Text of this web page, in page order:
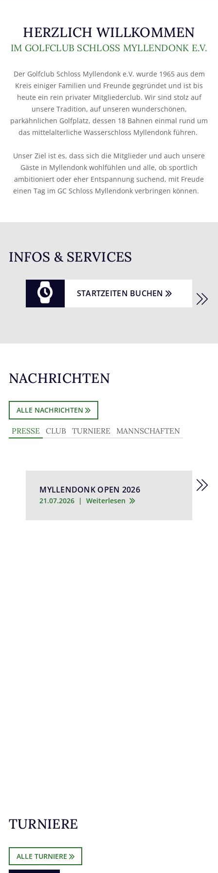
HERZLICH WILLKOMMEN
IM GOLFCLUB SCHLOSS MYLLENDONK E.V.
Der Golfclub Schloss Myllendonk e.V. wurde 1965 aus dem
Kreis einiger Familien und Freunde gegründet und ist bis
heute ein rein privater Mitgliederclub. Wir sind stolz auf
unsere Tradition, auf unseren wunderschönen,
parkähnlichen Golfplatz, dessen 18 Bahnen einmal rund um
das mittelalterliche Wasserschloss Myllendonk führen.
Unser Ziel ist es, dass sich die Mitglieder und auch unsere
Gäste in Myllendonk wohlfühlen und alle, ob sportlich
ambitioniert oder eher Entspannung suchend, mit Freude
einen Tag im GC Schloss Myllendonk verbringen können.
INFOS & SERVICES
 STARTZEITEN BUCHEN
NACHRICHTEN
ALLE NACHRICHTEN
PRESSE CLUB TURNIERE MANNSCHAFTEN
MYLLENDONK OPEN 2026
21.07.2026 |Weiterlesen
TURNIERE
ALLE TURNIERE